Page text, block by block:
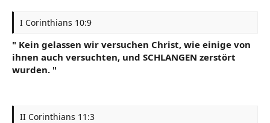
I Corinthians 10:9
" Kein gelassen wir versuchen Christ, wie einige von
ihnen auch versuchten, und SCHLANGEN zerstört
wurden. "
II Corinthians 11:3